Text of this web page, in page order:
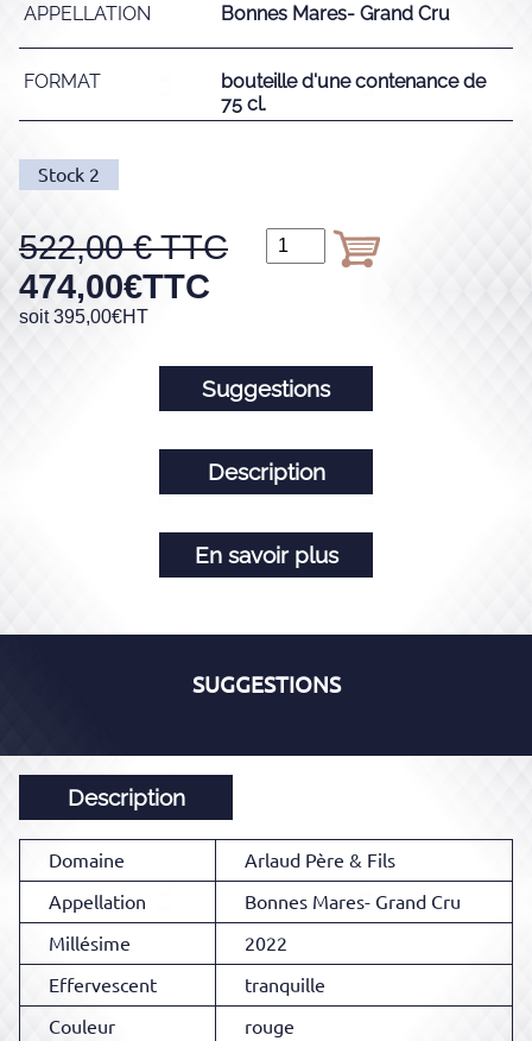
APPELLATION Bonnes Mares- Grand Cru
FORMAT
bouteille d'une contenance de
75 cl.
Stock 2
522,00
474,00€TTC
soit 395,00€HT
Suggestions
Description
En savoir plus
SUGGESTIONS
Description
Domaine
Arlaud Père & Fils
Appellation
Bonnes Mares- Grand Cru
Millésime
2022
Effervescent
tranquille
Couleur
rouge